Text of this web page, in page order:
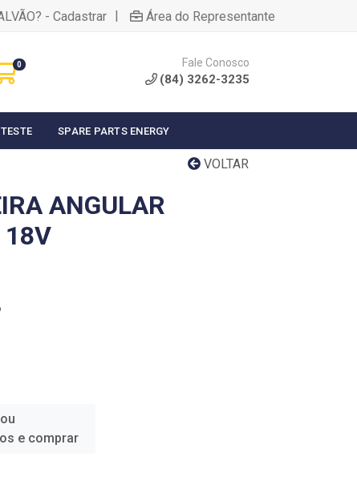
- Cadastrar | Área do Representante
0 Fale Conosco
(84) 3262-3235
SPARE PARTS ENERGY
VOLTAR
ANGULAR
18V
e comprar